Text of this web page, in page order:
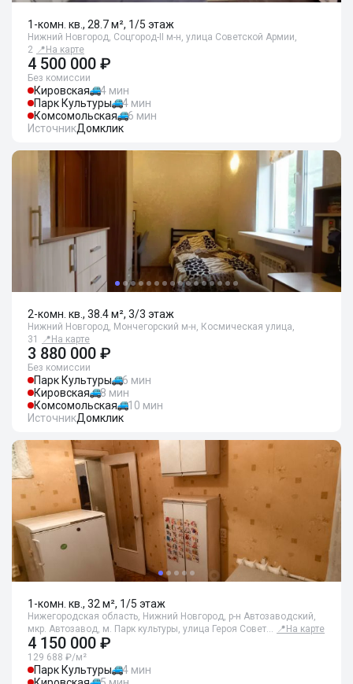
1-комн. кв., 28.7 м², 1/5 этаж
Нижний Новгород, Соцгород-II м-н, улица Советской Армии,
2 📍 На карте
4 500 000 ₽
Без комиссии
Кировская
4 мин
Парк Культуры
4 мин
Комсомольская
6 мин
ИсточникДомклик
2-комн. кв., 38.4 м², 3/3 этаж
Нижний Новгород, Мончегорский м-н, Космическая улица,
31
📍 На карте
3 880 000 ₽
Без комиссии
Парк Культуры
6 мин
Кировская
8 мин
Комсомольская
10 мин
ИсточникДомклик
1-комн. кв., 32 м², 1/5 этаж
Нижегородская область, Нижний Новгород, р-н Автозаводский,
мкр. Автозавод, м. Парк культуры, улица Героя Совет… 📍 На карте
4 150 000 ₽
129 688 ₽/м²
Парк Культуры
4 мин